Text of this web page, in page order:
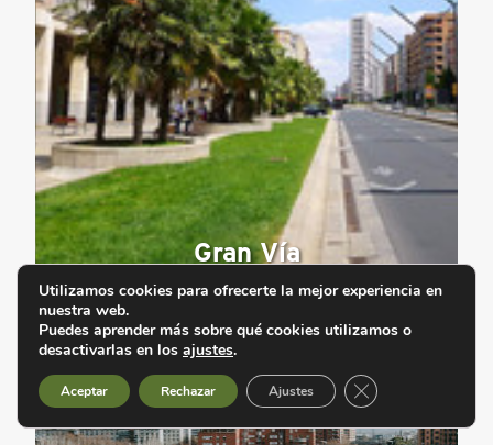
Gran Vía
Utilizamos cookies para ofrecerte la mejor experiencia en
nuestra web.
Puedes aprender más sobre qué cookies utilizamos o
desactivarlas en los ajustes.
Aceptar Rechazar Ajustes Cerrar el banner